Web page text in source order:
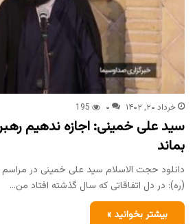
خرداد ۲۰, ۱۴۰۲ ۰ 195
سید علی خمینی: اجازه ندهیم
بماند
دانلود حجت الاسلام سید علی خمینی در
(ره): در دل اتفاقاتی که سال گذشته افتاد من…
بیشتر بخوانید »